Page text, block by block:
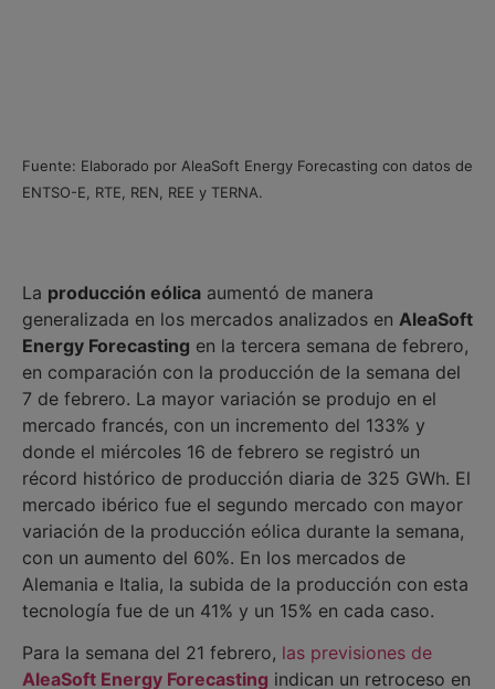
Fuente: Elaborado por AleaSoft Energy Forecasting con datos de
ENTSO-E, RTE, REN, REE y TERNA.
La producción eólica aumentó de manera
generalizada en los mercados analizados en AleaSoft
Energy Forecasting en la tercera semana de febrero,
en comparación con la producción de la semana del
7 de febrero. La mayor variación se produjo en el
mercado francés, con un incremento del 133% y
donde el miércoles 16 de febrero se registró un
récord histórico de producción diaria de 325 GWh. El
mercado ibérico fue el segundo mercado con mayor
variación de la producción eólica durante la semana,
con un aumento del 60%. En los mercados de
Alemania e Italia, la subida de la producción con esta
tecnología fue de un 41% y un 15% en cada caso.
Para la semana del 21 febrero, las previsiones de
AleaSoft Energy Forecasting indican un retroceso en